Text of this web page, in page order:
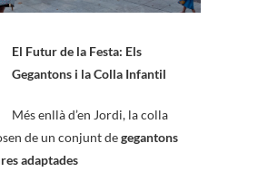
El Futur de la Festa: Els
Gegantons i la Colla Infantil
Més enllà d’en Jordi, la colla
de un conjunt degegantons
adaptades